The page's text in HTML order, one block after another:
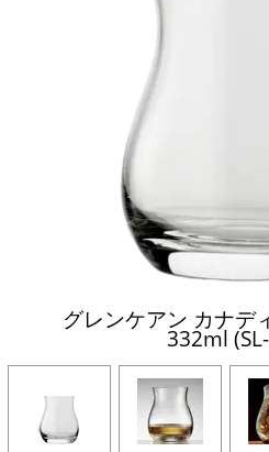
グレンケアン カナデ
332ml